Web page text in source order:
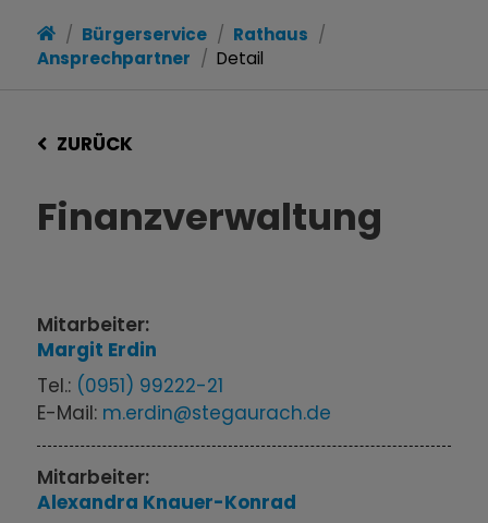
Bürgerservice
Rathaus
Ansprechpartner
Detail
ZURÜCK
Finanzverwaltung
Mitarbeiter:
Margit Erdin
Tel.: (0951) 99222-21
E-Mail: m.erdin@stegaurach.de
Mitarbeiter:
Alexandra Knauer-Konrad